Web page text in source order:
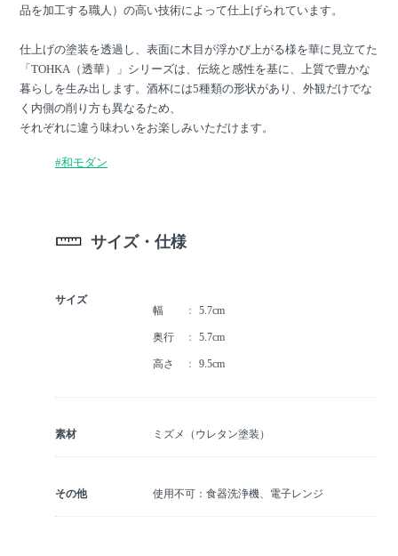
品を加工する職人）の高い技術によって仕上げられています。
仕上げの塗装を透過し、表面に木目が浮かび上がる様を華に見立てた
「TOHKA（透華）」シリーズは、伝統と感性を基に、上質で豊かな
暮らしを生み出します。酒杯には5種類の形状があり、外観だけでな
く内側の削り方も異なるため、
それぞれに違う味わいをお楽しみいただけます。
#和モダン
サイズ・仕様
サイズ
幅
5.7cm
奥行 5.7cm
高さ 9.5cm
素材 ミズメ（ウレタン塗装）
その他 使用不可：食器洗浄機、電子レンジ